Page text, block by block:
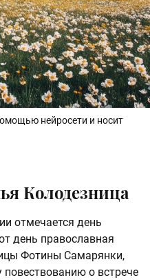
нейросети и носит
Колодезница
отмечается день
день православная
Фотины Самарянки,
повествованию о встрече